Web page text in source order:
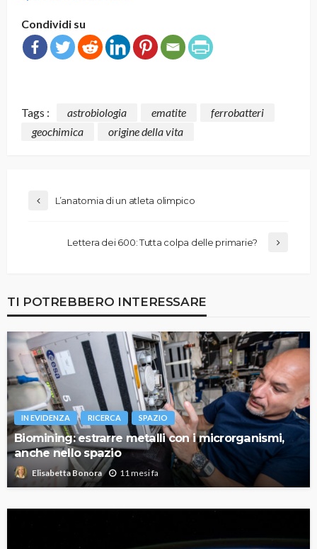
Condividi su
Tags : astrobiologia ematite
ferrobatteri
geochimica
origine della vita
L’anatomia di un atleta olimpico
Lettera dei 600: Tutta colpa delle primarie?
TI POTREBBERO INTERESSARE
IN EVIDENZA RICERCA SPAZIO
Biomining: estrarre metalli con i microrganismi,
anche nello spazio
Elisabetta Bonora 11 mesi fa